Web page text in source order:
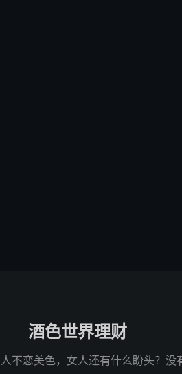
酒色世界理财
不恋美色，女人还有什么盼头？没